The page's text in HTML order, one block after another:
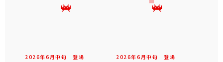
2026年6 月中旬 登場 2026年6 月中旬 登場